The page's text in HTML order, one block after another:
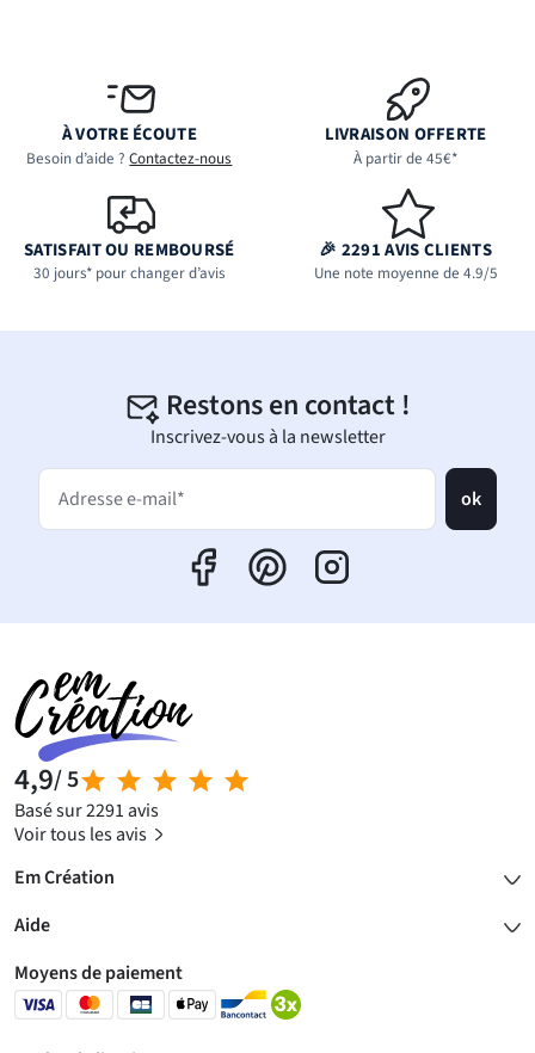
À VOTRE ÉCOUTE
Besoin d’aide ?Contactez-nous
LIVRAISON OFFERTE
À partir de 45€*
SATISFAIT OU REMBOURSÉ
30 jours* pour changer d’avis
🎉 2291 AVIS CLIENTS
Une note moyenne de 4.9/5
Restons en contact !
Inscrivez-vous à la newsletter
Adresse e-mail* ok
4,9/ 5
Basé sur 2291 avis
Voir tous les avis
Em Création
Aide
Moyens de paiement